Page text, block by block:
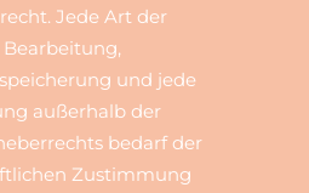
Jede Art der
und jede
außerhalb der
bedarf der
Zustimmung